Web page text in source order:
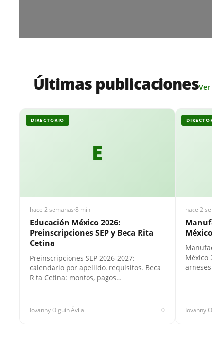
Últimas publicaciones
E
DIRECTORIO
hace 2 semanas·8 min
Educación México 2026:
Preinscripciones SEP y Beca Rita
Cetina
Preinscripciones SEP 2026-2027:
calendario por apellido, requisitos. Beca
Rita Cetina: montos, pagos…
Iovanny Olguín Ávila 0
hace 2
México
Iovanny